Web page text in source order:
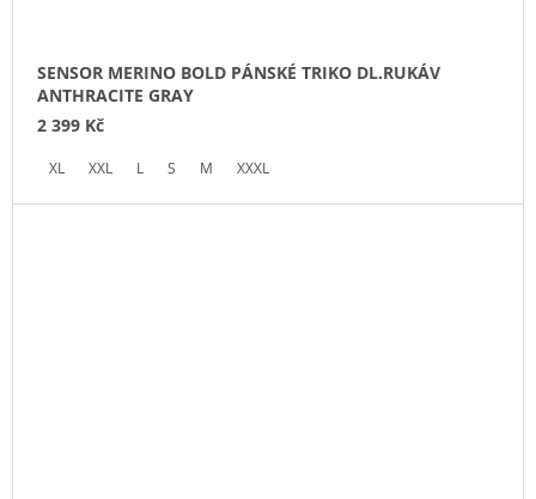
SENSOR MERINO BOLD PÁNSKÉ TRIKO DL.RUKÁV
ANTHRACITE GRAY
2 399 Kč
XL XXL L S M XXXL